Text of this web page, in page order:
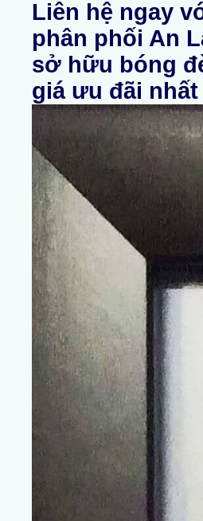
Liên hệ ngay
phân phối An
sở hữu bóng
giá ưu đãi nhất